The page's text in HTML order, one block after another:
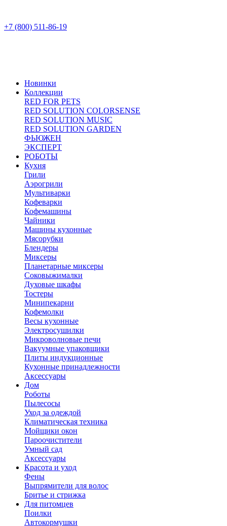
+7 (800) 511-86-19
Новинки
Коллекции
RED FOR PETS
RED SOLUTION COLORSENSE
RED SOLUTION MUSIC
RED SOLUTION GARDEN
ФЬЮЖЕН
ЭКСПЕРТ
РОБОТЫ
Кухня
Грили
Аэрогрили
Мультиварки
Кофеварки
Кофемашины
Чайники
Машины кухонные
Мясорубки
Блендеры
Миксеры
Планетарные миксеры
Соковыжималки
Духовые шкафы
Тостеры
Минипекарни
Кофемолки
Весы кухонные
Электросушилки
Микроволновые печи
Вакуумные упаковщики
Плиты индукционные
Кухонные принадлежности
Аксессуары
Дом
Роботы
Пылесосы
Уход за одеждой
Климатическая техника
Мойщики окон
Пароочистители
Умный сад
Аксессуары
Красота и уход
Фены
Выпрямители для волос
Бритье и стрижка
Для питомцев
Поилки
Автокормушки